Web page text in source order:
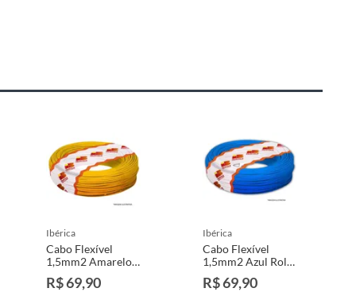
ibérica
Cabo Flexível
1,5mm2 Amarelo
Rolo 25M
R$ 69,90
ibérica
Cabo Flexível
1,5mm2 Azul Rolo
25M
R$ 69,90